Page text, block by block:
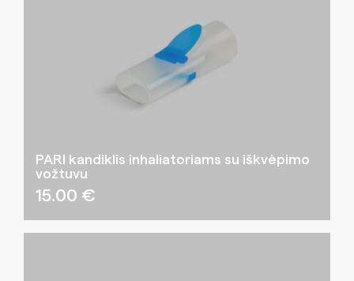
PARI kandiklis inhaliatoriams su iškvėpimo
vožtuvu
15.00 €